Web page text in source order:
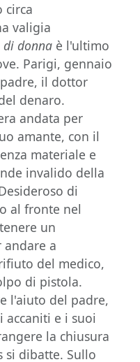
circa
valigia
di donna è l'ultimo
Parigi, gennaio
il dottor
denaro.
andata per
amante, con il
materiale e
invalido della
di
al fronte nel
un
a
del medico,
di pistola.
l'aiuto del padre,
accaniti e i suoi
la chiusura
si dibatte. Sullo